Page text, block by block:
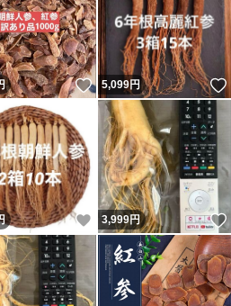
いいね！
5,099円
いいね！
3,999円